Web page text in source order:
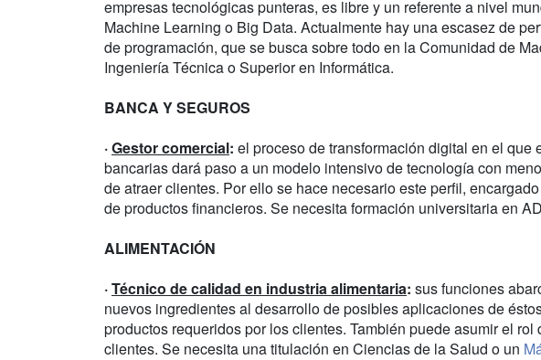
empresas tecnológicas punteras, es libre y un referente a nivel
Machine Learning o Big Data. Actualmente hay una escasez de
de programación, que se busca sobre todo en la Comunidad de
Ingeniería Técnica o Superior en Informática.
BANCA Y SEGUROS
·Gestor comercial: el proceso de transformación digital en el que
bancarias dará paso a un modelo intensivo de tecnología con
de atraer clientes. Por ello se hace necesario este perfil,
de productos financieros. Se necesita formación universitaria en
ALIMENTACIÓN
·Técnico de calidad en industria alimentaria: sus funciones
nuevos ingredientes al desarrollo de posibles aplicaciones de
productos requeridos por los clientes. También puede asumir el
clientes. Se necesita una titulación en Ciencias de la Salud o un